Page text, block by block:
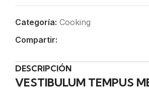
Categoría: Cooking
Compartir:
DESCRIPCIÓN
VESTIBULUM TEMPUS